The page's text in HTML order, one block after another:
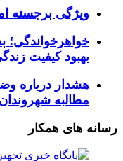
ویژگی برجسته
خواهرخواندگی؛
بهبود کیفیت
هشدار درباره
مطالبه
رسانه های همکار